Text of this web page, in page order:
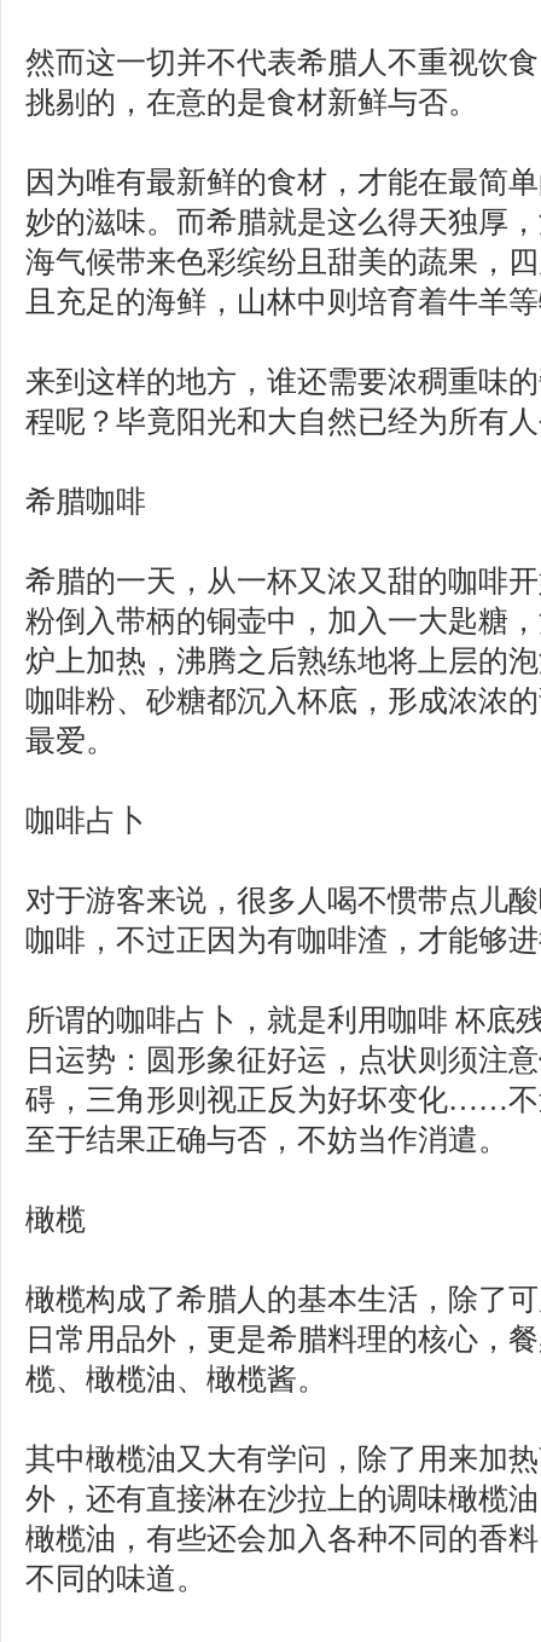
然而这一切并不代表希腊人不重视饮
挑剔的，在意的是食材新鲜与否。
因为唯有最新鲜的食材，才能在最简
妙的滋味。而希腊就是这么得天独厚
海气候带来色彩缤纷且甜美的蔬果，
且充足的海鲜，山林中则培育着牛羊
来到这样的地方，谁还需要浓稠重味
程呢？毕竟阳光和大自然已经为所有
希腊咖啡
希腊的一天，从一杯又浓又甜的咖啡
粉倒入带柄的铜壶中，加入一大匙糖
炉上加热，沸腾之后熟练地将上层的
咖啡粉、砂糖都沉入杯底，形成浓浓
最爱。
咖啡占卜
对于游客来说，很多人喝不惯带点儿
咖啡，不过正因为有咖啡渣，才能够
所谓的咖啡占卜，就是利用咖啡 杯底
日运势：圆形象征好运，点状则须注
碍，三角形则视正反为好坏变化……
至于结果正确与否，不妨当作消遣。
橄榄
橄榄构成了希腊人的基本生活，除了
日常用品外，更是希腊料理的核心，
榄、橄榄油、橄榄酱。
其中橄榄油又大有学问，除了用来加
外，还有直接淋在沙拉上的调味橄榄
橄榄油，有些还会加入各种不同的香
不同的味道。